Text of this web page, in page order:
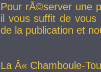
Pour rÃ©server une
il vous suffit de vous
de la publication et
La Â« Chamboule-